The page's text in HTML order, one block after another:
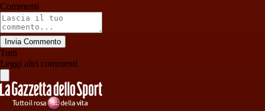
Commenti
Invia Commento
Tutti
Leggi altri commenti